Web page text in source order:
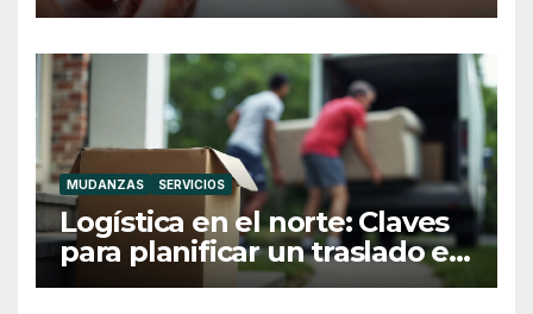
MUDANZAS SERVICIOS
Logística en el norte: Claves
para planificar un traslado en
Galicia